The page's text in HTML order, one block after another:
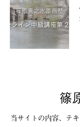
篠
当サイトの内容、テ